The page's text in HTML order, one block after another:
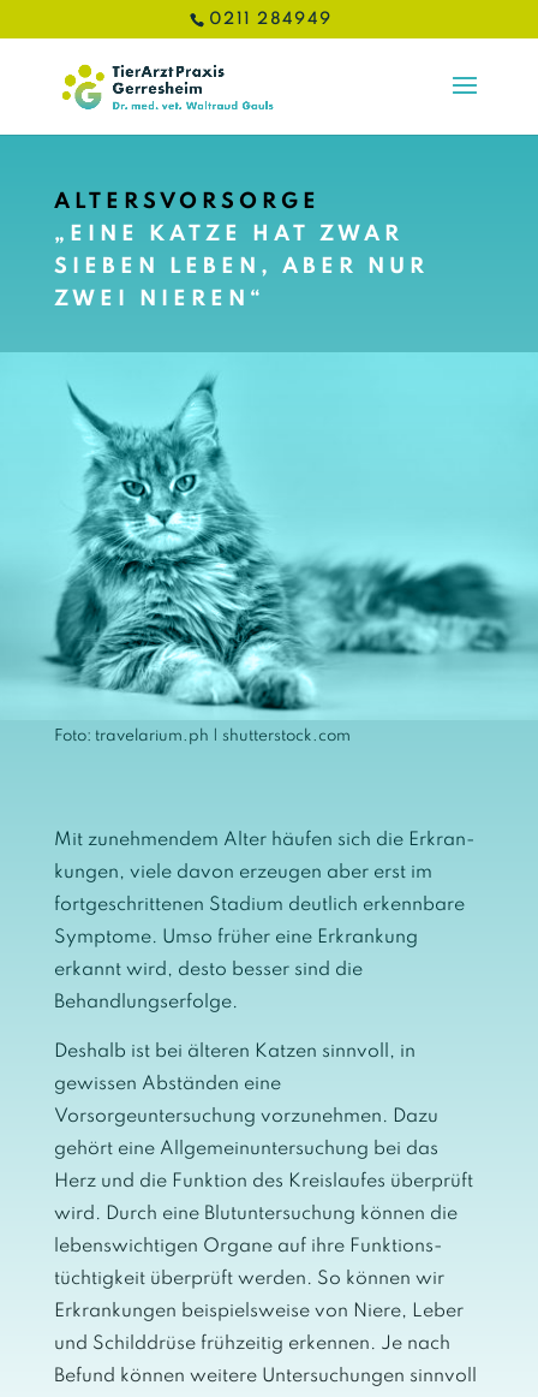
0211 284949
ALTERSVORSORGE
„EINE KATZE HAT ZWAR
SIEBEN LEBEN, ABER NUR
ZWEI NIEREN“
Foto: travelarium.ph | shutterstock.com
Mit zunehmendem Alter häufen sich die Erkran­
kungen, viele davon erzeugen aber erst im
fortgeschrittenen Stadium deutlich erkennbare
Symptome. Umso früher eine Erkrankung
erkannt wird, desto besser sind die
Behandlungserfolge.
Deshalb ist bei älteren Katzen sinnvoll, in
gewissen Abständen eine
Vorsorgeuntersuchung vorzuneh­men. Dazu
gehört eine Allgemeinuntersuchung bei das
Herz und die Funktion des Kreislaufes überprüft
wird. Durch eine Blutuntersuchung können die
lebenswichtigen Organe auf ihre Funktions­
tüchtig­keit überprüft werden. So können wir
Erkran­kungen beispielsweise von Niere, Leber
und Schilddrüse frühzeitig erkennen. Je nach
Befund können weitere Untersuchungen sinnvoll